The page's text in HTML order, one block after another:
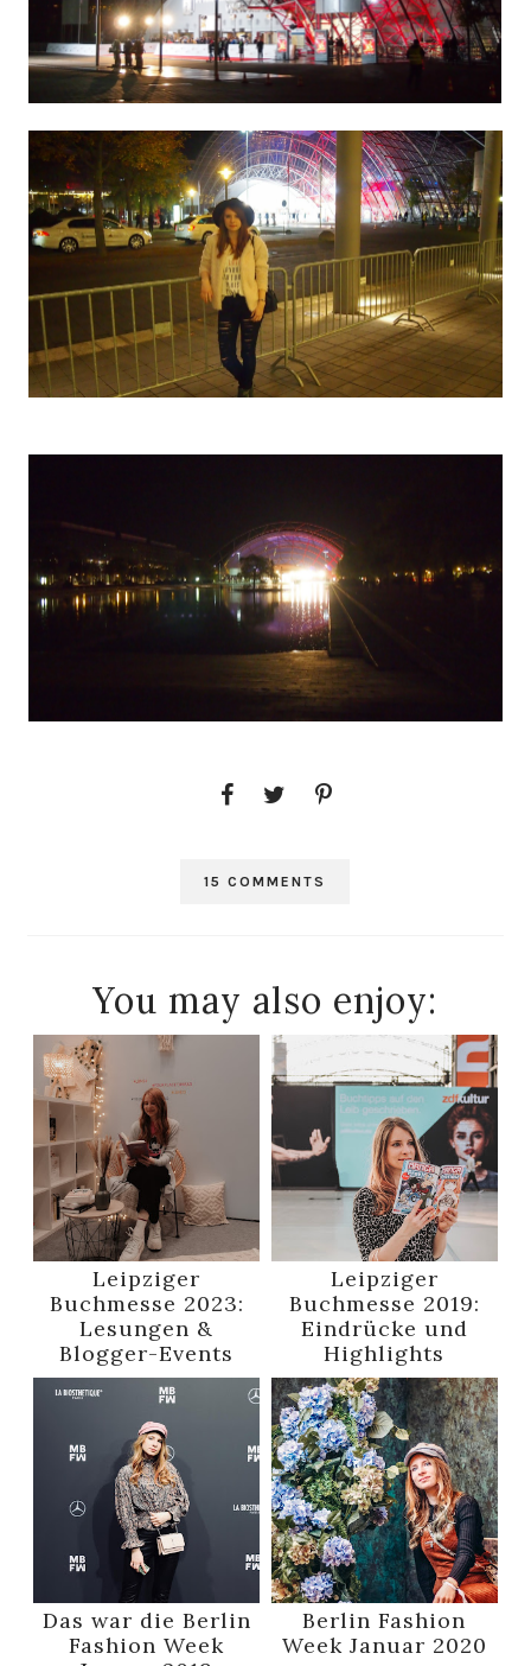
15 COMMENTS
You may also enjoy:
Leipziger
Buchmesse 2023:
Lesungen &
Blogger-Events
Leipziger
Buchmesse 2019:
Eindrücke und
Highlights
Das war die Berlin
Fashion Week
Berlin Fashion
Week Januar 2020